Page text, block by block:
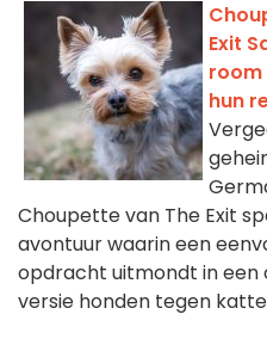
Exit
room
hun
Choupette van The Exit
avontuur waarin een
opdracht uitmondt in een
versie honden tegen